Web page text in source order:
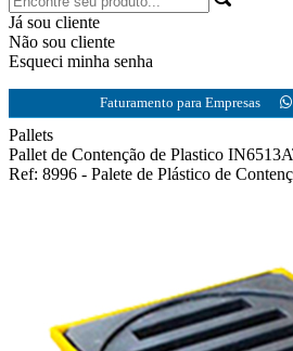
Já sou cliente
Não sou cliente
Esqueci minha senha
Faturamento para Empresas
Pallets
Pallet de Contenção de Plastico
Ref: 8996 - Palete de Plástico de